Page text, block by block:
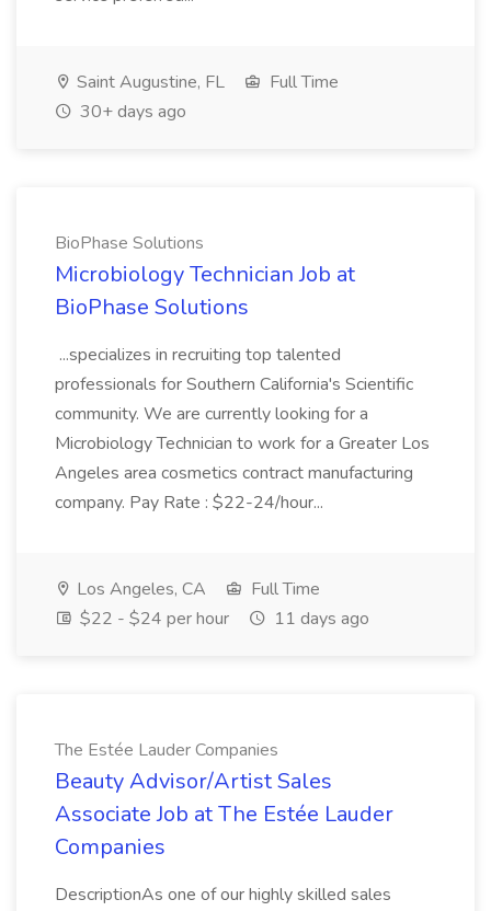
Saint Augustine, FL
Full Time
30+ days ago
BioPhase Solutions
Microbiology Technician Job at
BioPhase Solutions
...specializes in recruiting top talented
professionals for Southern California's Scientific
community. We are currently looking for a
Microbiology Technician to work for a Greater Los
Angeles area cosmetics contract manufacturing
company. Pay Rate : $22-24/hour...
Los Angeles, CA
Full Time
$22 - $24 per hour
11 days ago
The Estée Lauder Companies
Beauty Advisor/Artist Sales
Associate Job at The Estée Lauder
Companies
DescriptionAs one of our highly skilled sales